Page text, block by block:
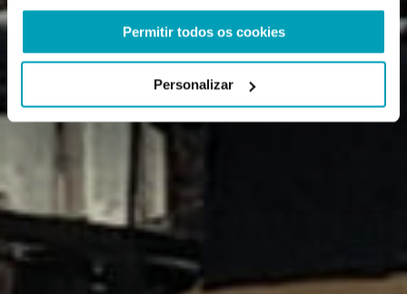
Permitir todos os cookies
Personalizar